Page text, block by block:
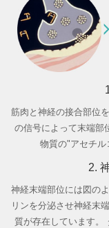
筋肉と神経の接合部位
の信号によって末端部
物質の"アセチル
2.
神経末端部位には図の
リンを分泌させ神経末
質が存在しています。